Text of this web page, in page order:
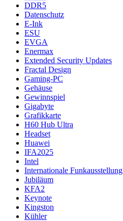
DDR5
Datenschutz
E-Ink
ESU
EVGA
Enermax
Extended Security Updates
Fractal Design
Gaming-PC
Gehäuse
Gewinnspiel
Gigabyte
Grafikkarte
H60 Hub Ultra
Headset
Huawei
IFA2025
Intel
Internationale Funkausstellung
Jubiläum
KFA2
Keynote
Kingston
Kühler